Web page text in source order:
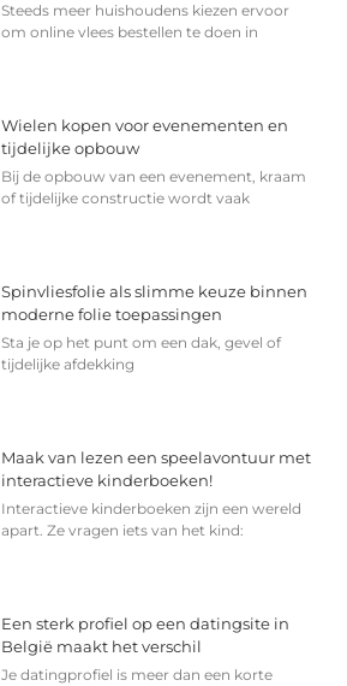
Steeds meer huishoudens kiezen ervoor
om online vlees bestellen te doen in
Wielen kopen voor evenementen en
tijdelijke opbouw
Bij de opbouw van een evenement, kraam
of tijdelijke constructie wordt vaak
Spinvliesfolie als slimme keuze binnen
moderne folie toepassingen
Sta je op het punt om een dak, gevel of
tijdelijke afdekking
Maak van lezen een speelavontuur met
interactieve kinderboeken!
Interactieve kinderboeken zijn een wereld
apart. Ze vragen iets van het kind:
Een sterk profiel op een datingsite in
België maakt het verschil
Je datingprofiel is meer dan een korte